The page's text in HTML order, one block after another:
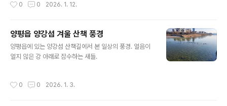
씨라 한적하지만 남한강, 산, 하늘이 어우러진 풍경을 보면
0 0 2026. 1. 12.
양평읍 양강섬 겨울 산책 풍경
양평읍에 있는 양강섬 산책길에서 본 일상의 풍경. 얼음이
얼지 않은 강 아래로 잠수하는 새들.
0 0 2026. 1. 3.